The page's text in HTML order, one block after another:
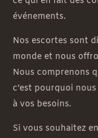
événements.
Nos escortes sont
monde et nous
Nous comprenons
c’est pourquoi
à vos besoins.
Si vous souhaitez